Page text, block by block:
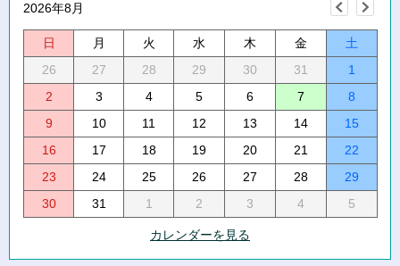
2026年8月
日 月 火 水 木 金
土
26
27 28 29 30 31
1
2
3 4 5 6 7
8
9
10 11 12 13 14
15
16
17 18 19 20 21
22
23
24 25 26 27 28
29
30
31 1 2 3 4 5
カレンダーを見る